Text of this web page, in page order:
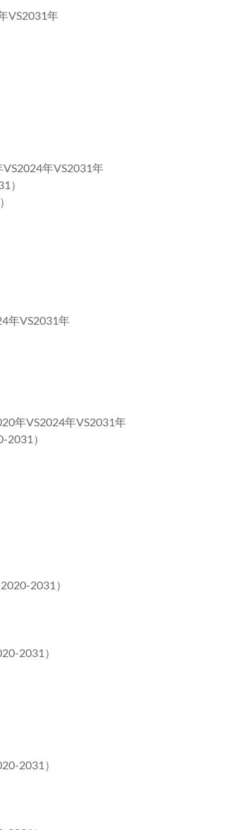
VS2031年
年VS2031年
）
年VS2031年
年VS2024年VS2031年
）
2031）
2031）
2031）